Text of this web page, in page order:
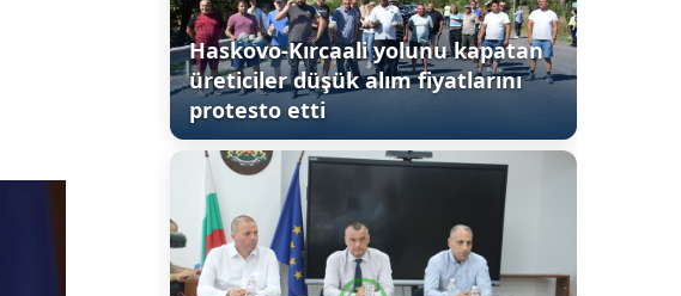
Haskovo-Kırcaali yolunu kapatan
üreticiler düşük alım fiyatlarını
protesto etti